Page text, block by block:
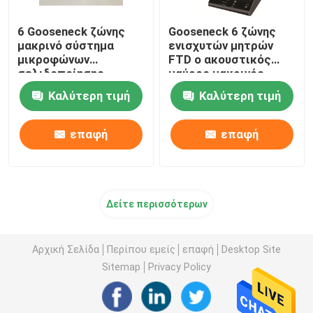
Σύστημα μικροφώνων PA
Ασύρματα συστήματα διασκέψεων
Συνδεμένο με καλώδιο σύστημα διασκέψεων
Έλεγχος όγκου ομιλητών PA
Υπέρ ακουστικός ενισχυτής
Επαγγελματικοί ακουστικοί ομιλητές
6 Gooseneck ζώνης
μακρινό σύστημα
μικροφώνων
σελιδοποίησης
κλήσης για τον
ακουστικό ενισχυτή
μητρών
Καλύτερη τιμή
επαφή
Gooseneck 6 ζώνης
ενισχυτών μητρών
FTD ο ακουστικός
μαύρος μακρινός
Μαύρος μικροφώνων
κλήσης
σελιδοποιώντας
Καλύτερη τιμή
επαφή
Δείτε περισσότερων
Αρχική Σελίδα Περίπου εμείς επαφή
Desktop Site
Sitemap
Privacy Policy